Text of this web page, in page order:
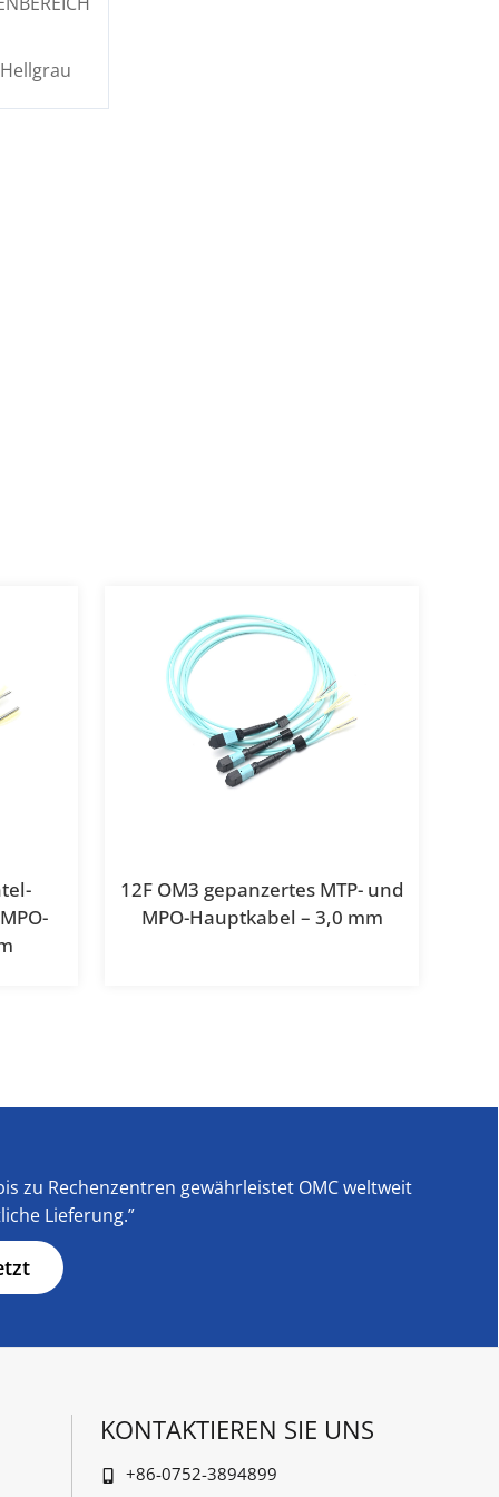
12F OM3 gepanzertes MTP- und
MPO-Hauptkabel – 3,0 mm
zu Rechenzentren gewährleistet OMC weltweit
Lieferung.”
KONTAKTIEREN SIE UNS
+86-0752-3894899